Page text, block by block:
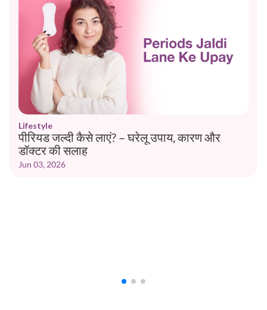
Lifestyle
पीरियड जल्दी कैसे लाएं? – घरेलू उपाय, कारण और
डॉक्टर की सलाह
Jun 03, 2026